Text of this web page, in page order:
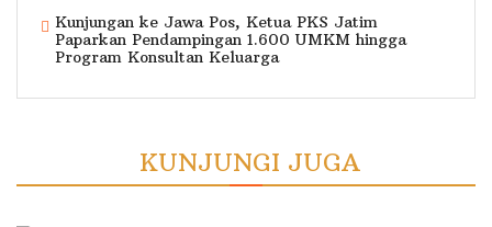
Kunjungan ke Jawa Pos, Ketua PKS Jatim
Paparkan Pendampingan 1.600 UMKM hingga
Program Konsultan Keluarga
KUNJUNGI JUGA